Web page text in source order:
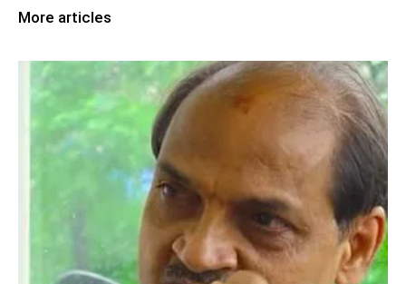
More articles